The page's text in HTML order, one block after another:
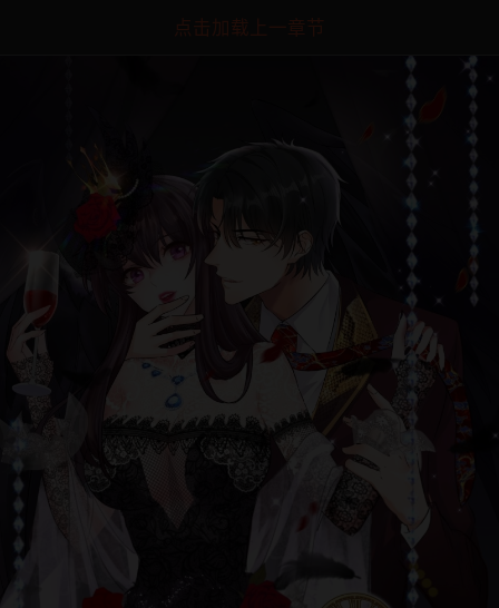
点击加载上一章节